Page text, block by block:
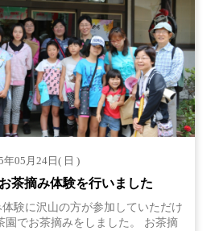
年05月24日( 日 )
茶摘み体験を行いました
験に沢山の方が参加していただけ
園でお茶摘みをしました。 お茶摘